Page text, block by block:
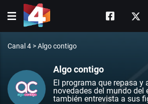
Canal 4 >Algo contigo
Algo contigo
El programa que repasa y
novedades del mundo del
también entrevista a sus